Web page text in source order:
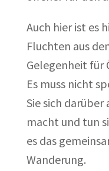
Auch hier ist es
Fluchten aus
Gelegenheit für
Es muss nicht
Sie sich darüber
macht und tun
es das
Wanderung.